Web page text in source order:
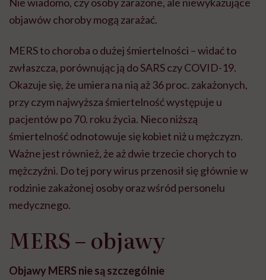
objawów choroby mogą zarażać.
MERS to choroba o dużej śmiertelności – widać to
zwłaszcza, porównując ją do SARS czy COVID-19.
Okazuje się, że umiera na nią aż 36 proc. zakażonych,
przy czym najwyższa śmiertelność występuje u
pacjentów po 70. roku życia. Nieco niższą
śmiertelność odnotowuje się kobiet niż u mężczyzn.
Ważne jest również, że aż dwie trzecie chorych to
mężczyźni. Do tej pory wirus przenosił się głównie w
rodzinie zakażonej osoby oraz wśród personelu
medycznego.
MERS – objawy
Objawy MERS nie są szczególnie